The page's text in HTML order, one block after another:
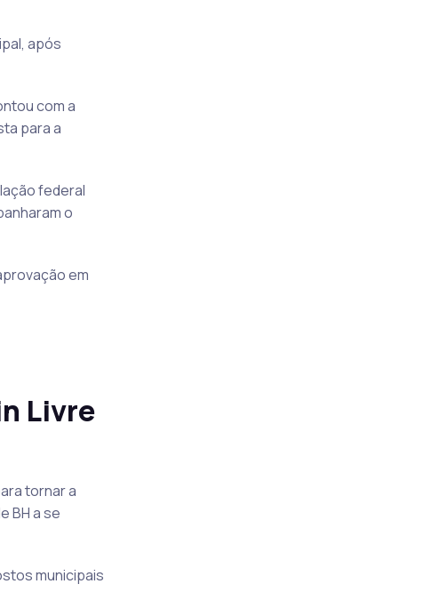
após
com a
para a
federal
o
em
Livre
tornar a
BH a se
municipais